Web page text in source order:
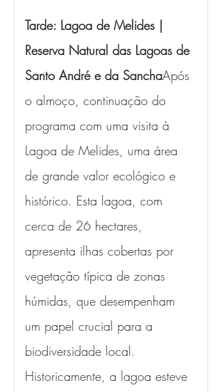
Tarde: Lagoa de Melides |
Reserva Natural das Lagoas de
Santo André e da SanchaApós
o almoço, continuação do
programa com uma visita à
Lagoa de Melides, uma área
de grande valor ecológico e
histórico. Esta lagoa, com
cerca de 26 hectares,
apresenta ilhas cobertas por
vegetação típica de zonas
húmidas, que desempenham
um papel crucial para a
biodiversidade local.
Historicamente, a lagoa esteve